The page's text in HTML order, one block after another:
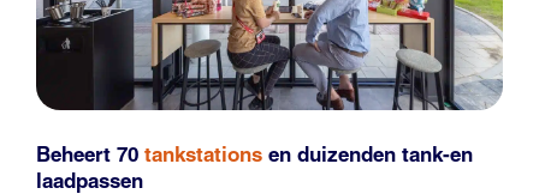
Beheert 70 tankstations en duizenden tank-en
laadpassen